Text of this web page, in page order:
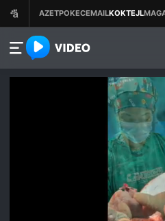
azet.video.sk